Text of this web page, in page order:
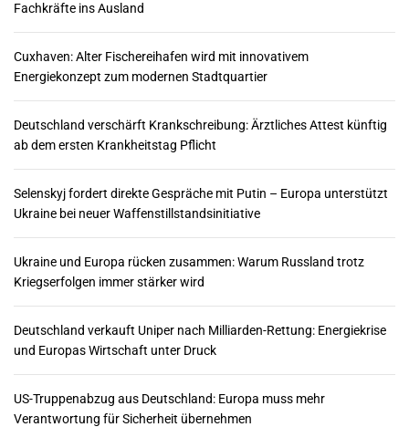
Fachkräfte ins Ausland
Cuxhaven: Alter Fischereihafen wird mit innovativem
Energiekonzept zum modernen Stadtquartier
Deutschland verschärft Krankschreibung: Ärztliches Attest künftig
ab dem ersten Krankheitstag Pflicht
Selenskyj fordert direkte Gespräche mit Putin – Europa unterstützt
Ukraine bei neuer Waffenstillstandsinitiative
Ukraine und Europa rücken zusammen: Warum Russland trotz
Kriegserfolgen immer stärker wird
Deutschland verkauft Uniper nach Milliarden-Rettung: Energiekrise
und Europas Wirtschaft unter Druck
US-Truppenabzug aus Deutschland: Europa muss mehr
Verantwortung für Sicherheit übernehmen